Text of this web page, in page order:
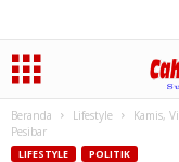
Beranda Lifestyle
Kamis,
Pesibar
LIFESTYLE POLITIK